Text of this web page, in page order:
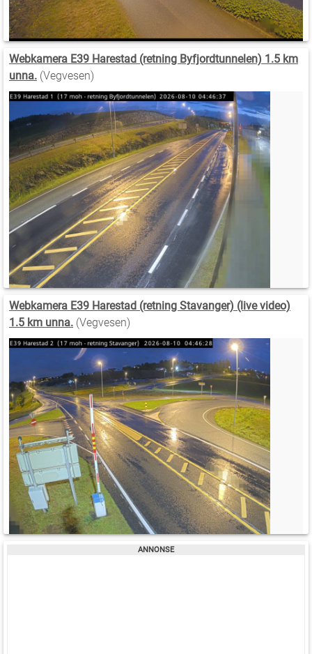
Webkamera E39 Harestad (retning Byfjordtunnelen) 1.5 km
unna. (Vegvesen)
Webkamera E39 Harestad (retning Stavanger) (live video)
1.5 km unna. (Vegvesen)